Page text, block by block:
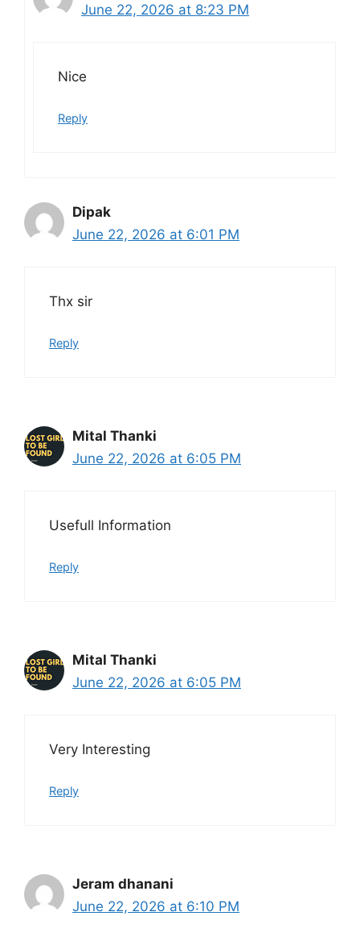
June 22, 2026 at 8:23 PM
Nice
Reply
Dipak
June 22, 2026 at 6:01 PM
Thx sir
Reply
Mital Thanki
June 22, 2026 at 6:05 PM
Usefull Information
Reply
Mital Thanki
June 22, 2026 at 6:05 PM
Very Interesting
Reply
Jeram dhanani
June 22, 2026 at 6:10 PM